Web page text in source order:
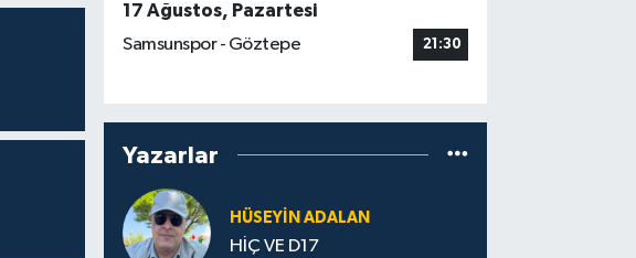
17 Ağustos, Pazartesi
Samsunspor - Göztepe
21:30
Yazarlar
HÜSEYIN ADALAN
HİÇ VE D17